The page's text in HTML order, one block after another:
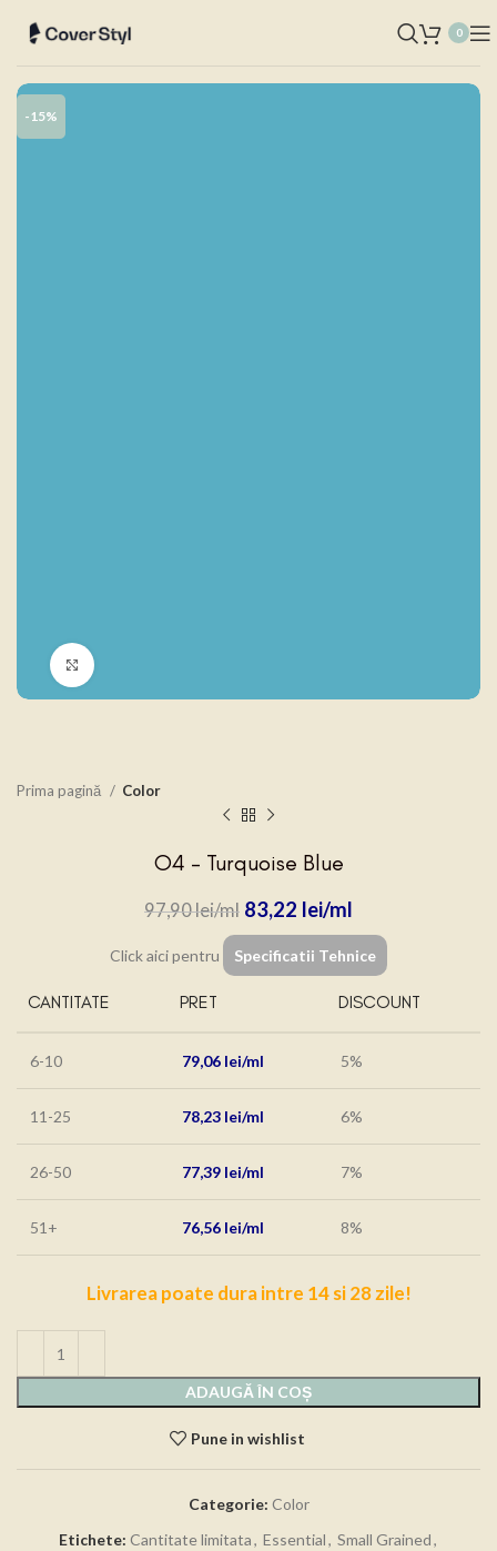
0
-15%
Prima pagină Color
O4 – Turquoise Blue
97,90lei 83,22 lei
Click aici pentru Specificatii Tehnice
CANTITATE PRET DISCOUNT
6-10 79,06 lei 5%
11-25 78,23 lei 6%
26-50 77,39 lei 7%
51+ 76,56 lei 8%
Livrarea poate dura intre 14 si 28 zile!
ADAUGĂ ÎN COȘ
Pune in wishlist
Categorie: Color
Etichete: Cantitate limitata, Essential, Small Grained,